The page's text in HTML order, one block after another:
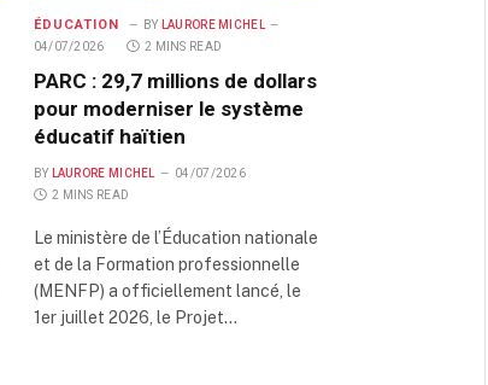
ÉDUCATION BY
LAURORE MICHEL
04/07/2026
2 MINS READ
PARC : 29,7 millions de dollars
pour moderniser le système
éducatif haïtien
BY LAURORE MICHEL
04/07/2026
2 MINS READ
Le ministère de l’Éducation nationale
et de la Formation professionnelle
(MENFP) a officiellement lancé, le
1er juillet 2026, le Projet…